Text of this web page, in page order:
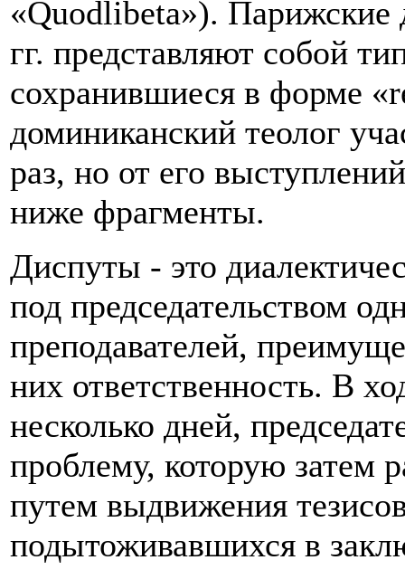
«Quodlibeta»). Парижские
гг. представляют собой
сохранившиеся в форме
доминиканский теолог
раз, но от его
ниже фрагменты.
Диспуты - это
под председательством
преподавателей,
них ответственность. В
несколько дней,
проблему, которую затем
путем выдвижения
подытоживавшихся в